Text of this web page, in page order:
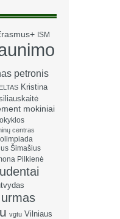
ISM
petronis
Kristina
mokiniai
centras
olimpiada
Šimašius
Pilkienė
urmas
vgtu Vilniaus